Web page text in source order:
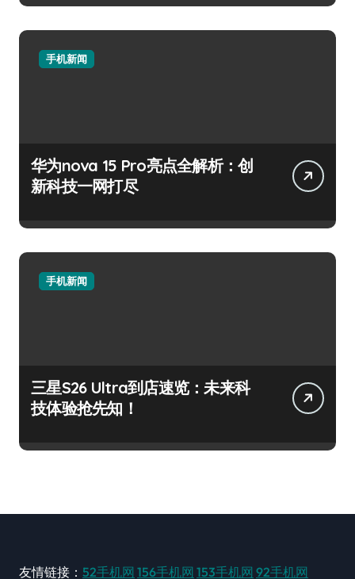
手机新闻
华为nova 15 Pro亮点全解析：创
新科技一网打尽
手机新闻
三星S26 Ultra到店速览：未来科
技体验抢先知！
友情链接： 52手机网 156手机网 153手机网 92手机网